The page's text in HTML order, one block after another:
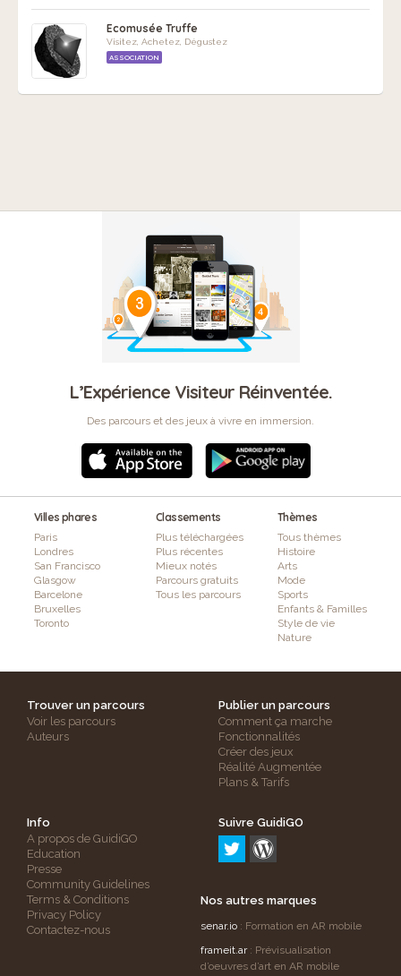
Ecomusée Truffe
Visitez, Achetez, Dégustez
ASSOCIATION
L’Expérience Visiteur Réinventée.
Des parcours et des jeux à vivre en immersion.
Villes phares
Paris
Londres
San Francisco
Glasgow
Barcelone
Bruxelles
Toronto
Classements
Plus téléchargées
Plus récentes
Mieux notés
Parcours gratuits
Tous les parcours
Thèmes
Tous thèmes
Histoire
Arts
Mode
Sports
Enfants & Familles
Style de vie
Nature
Trouver un parcours
Voir les parcours
Auteurs
Publier un parcours
Comment ça marche
Fonctionnalités
Créer des jeux
Réalité Augmentée
Plans & Tarifs
Info
A propos de GuidiGO
Education
Presse
Community Guidelines
Terms & Conditions
Privacy Policy
Contactez-nous
Suivre GuidiGO
Nos autres marques
senar.io : Formation en AR mobile
frameit.ar: Prévisualisation
d’oeuvres d’art en AR mobile